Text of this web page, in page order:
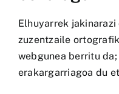
Elhuyarrek jakinarazi
zuzentzaile
webgunea berritu
erakargarriagoa du